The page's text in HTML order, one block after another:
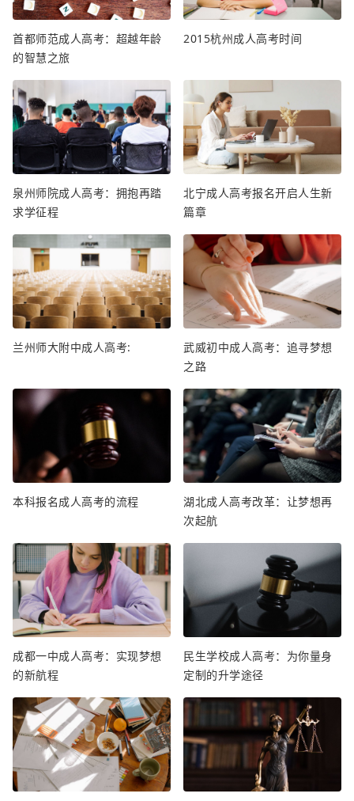
首都师范成人高考：超越年龄
的智慧之旅
2015杭州成人高考时间
泉州师院成人高考：拥抱再踏
求学征程
北宁成人高考报名开启人生新
篇章
兰州师大附中成人高考:
武威初中成人高考：追寻梦想
之路
本科报名成人高考的流程
湖北成人高考改革：让梦想再
次起航
成都一中成人高考：实现梦想
的新航程
民生学校成人高考：为你量身
定制的升学途径